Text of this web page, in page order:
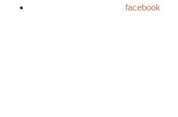
facebook